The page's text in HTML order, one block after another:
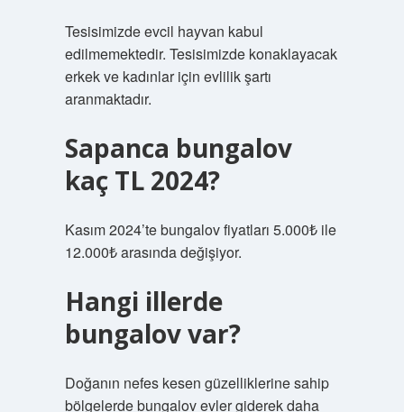
Tesisimizde evcil hayvan kabul
edilmemektedir. Tesisimizde konaklayacak
erkek ve kadınlar için evlilik şartı
aranmaktadır.
Sapanca bungalov
kaç TL 2024?
Kasım 2024’te bungalov fiyatları 5.000₺ ile
12.000₺ arasında değişiyor.
Hangi illerde
bungalov var?
Doğanın nefes kesen güzelliklerine sahip
bölgelerde bungalov evler giderek daha